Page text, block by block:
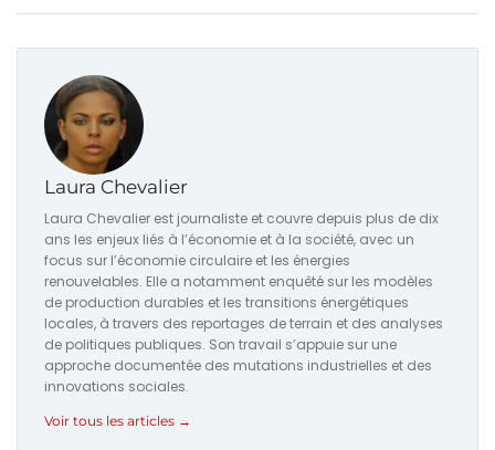
Laura Chevalier
Laura Chevalier est journaliste et couvre depuis plus de dix
ans les enjeux liés à l’économie et à la société, avec un
focus sur l’économie circulaire et les énergies
renouvelables. Elle a notamment enquêté sur les modèles
de production durables et les transitions énergétiques
locales, à travers des reportages de terrain et des analyses
de politiques publiques. Son travail s’appuie sur une
approche documentée des mutations industrielles et des
innovations sociales.
Voir tous les articles →